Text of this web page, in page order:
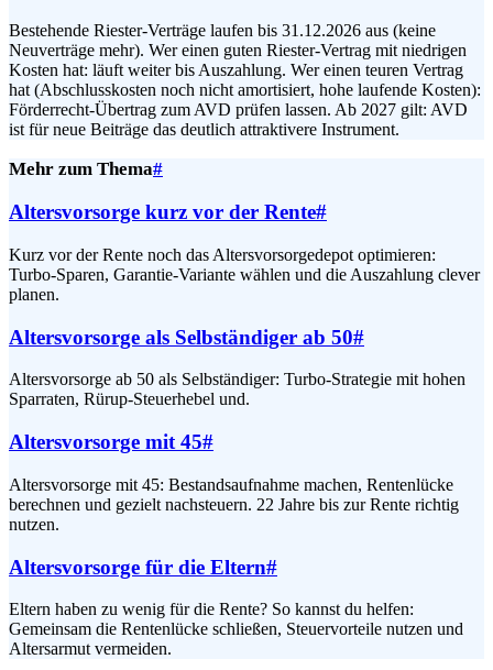
Bestehende Riester-Verträge laufen bis 31.12.2026 aus (keine
Neuverträge mehr). Wer einen guten Riester-Vertrag mit niedrigen
Kosten hat: läuft weiter bis Auszahlung. Wer einen teuren Vertrag
hat (Abschlusskosten noch nicht amortisiert, hohe laufende Kosten):
Förderrecht-Übertrag zum AVD prüfen lassen. Ab 2027 gilt: AVD
ist für neue Beiträge das deutlich attraktivere Instrument.
Mehr zum Thema#
Altersvorsorge kurz vor der Rente#
Kurz vor der Rente noch das Altersvorsorgedepot optimieren:
Turbo-Sparen, Garantie-Variante wählen und die Auszahlung clever
planen.
Altersvorsorge als Selbständiger ab 50#
Altersvorsorge ab 50 als Selbständiger: Turbo-Strategie mit hohen
Sparraten, Rürup-Steuerhebel und.
Altersvorsorge mit 45#
Altersvorsorge mit 45: Bestandsaufnahme machen, Rentenlücke
berechnen und gezielt nachsteuern. 22 Jahre bis zur Rente richtig
nutzen.
Altersvorsorge für die Eltern#
Eltern haben zu wenig für die Rente? So kannst du helfen:
Gemeinsam die Rentenlücke schließen, Steuervorteile nutzen und
Altersarmut vermeiden.